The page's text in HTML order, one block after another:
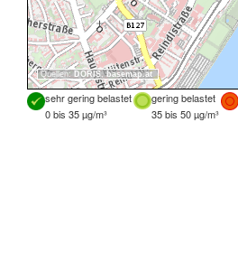
Quellen: DORIS,basemap.at
sehr gering belastet gering belastet
0 bis 35 µg/m³
35 bis 50 µg/m³